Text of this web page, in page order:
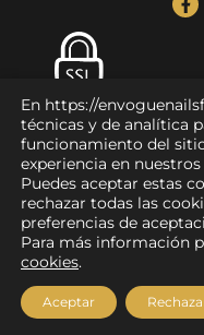
Pago seguro
Aviso legal| Política de
Devoluciones y
En https://
técnicas y de analítica
funcionamiento del
experiencia en
Puedes aceptar estas
rechazar todas las
preferencias de
Para más información
cookies.
Aceptar